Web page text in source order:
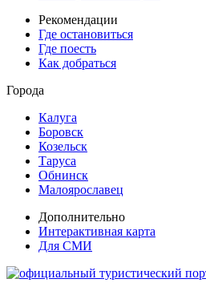
Рекомендации
Где остановиться
Где поесть
Как добраться
Города
Калуга
Боровск
Козельск
Таруса
Обнинск
Малоярославец
Дополнительно
Интерактивная карта
Для СМИ